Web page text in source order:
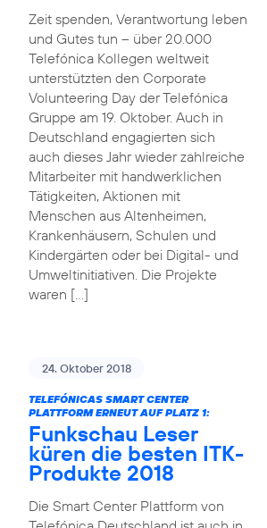
Zeit spenden, Verantwortung leben
und Gutes tun – über 20.000
Telefónica Kollegen weltweit
unterstützten den Corporate
Volunteering Day der Telefónica
Gruppe am 19. Oktober. Auch in
Deutschland engagierten sich
auch dieses Jahr wieder zahlreiche
Mitarbeiter mit handwerklichen
Tätigkeiten, Aktionen mit
Menschen aus Altenheimen,
Krankenhäusern, Schulen und
Kindergärten oder bei Digital- und
Umweltinitiativen. Die Projekte
waren […]
24. Oktober 2018
TELEFÓNICAS SMART CENTER
PLATTFORM ERNEUT AUF PLATZ 1:
Funkschau Leser
küren die besten ITK-
Produkte 2018
Die Smart Center Plattform von